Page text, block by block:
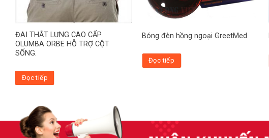
ĐAI THẮT LƯNG CAO CẤP
OLUMBA ORBE HỖ TRỢ CỘT
SỐNG.
Đọc tiếp
Bóng đèn hồng ngoại GreetMed
Đọc tiếp